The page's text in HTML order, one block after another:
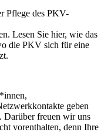
Pflege des PKV-
Lesen Sie hier, wie das
die PKV sich für eine
geben
Darüber freuen wir uns
vorenthalten, denn Ihre